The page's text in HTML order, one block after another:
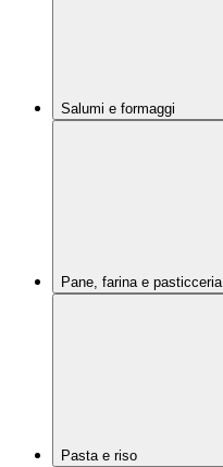
Salumi e formaggi
Pane, farina e pasticceria
Pasta e riso